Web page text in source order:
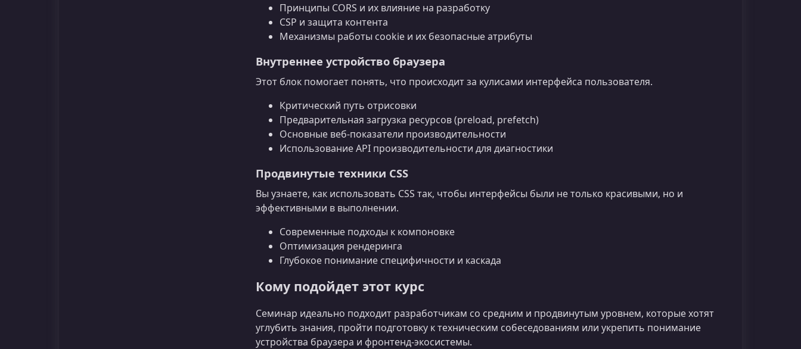
Принципы CORS и их влияние на разработку
CSP и защита контента
Механизмы работы cookie и их безопасные атрибуты
Внутреннее устройство браузера
Этот блок помогает понять, что происходит за кулисами интерфейса пользователя.
Критический путь отрисовки
Предварительная загрузка ресурсов (preload, prefetch)
Основные веб‑показатели производительности
Использование API производительности для диагностики
Продвинутые техники CSS
Вы узнаете, как использовать CSS так, чтобы интерфейсы были не только красивыми, но и
эффективными в выполнении.
Современные подходы к компоновке
Оптимизация рендеринга
Глубокое понимание специфичности и каскада
Кому подойдет этот курс
Семинар идеально подходит разработчикам со средним и продвинутым уровнем, которые хотят
углубить знания, пройти подготовку к техническим собеседованиям или укрепить понимание
устройства браузера и фронтенд‑экосистемы.